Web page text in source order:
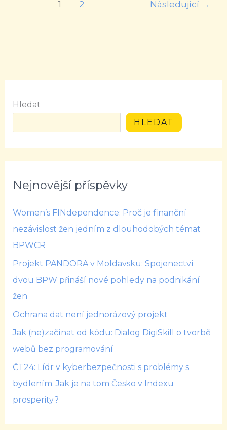
1 2 Následující →
Hledat
HLEDAT
Nejnovější příspěvky
Women’s FINdependence: Proč je finanční
nezávislost žen jedním z dlouhodobých témat
BPWCR
Projekt PANDORA v Moldavsku: Spojenectví
dvou BPW přináší nové pohledy na podnikání
žen
Ochrana dat není jednorázový projekt
Jak (ne)začínat od kódu: Dialog DigiSkill o tvorbě
webů bez programování
ČT24: Lídr v kyberbezpečnosti s problémy s
bydlením. Jak je na tom Česko v Indexu
prosperity?